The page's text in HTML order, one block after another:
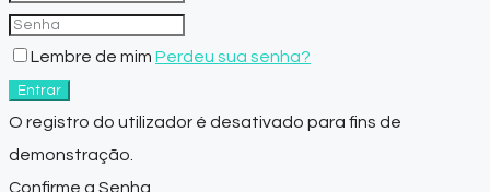
Lembre de mim Perdeu sua senha?
Entrar
O registro do utilizador é desativado para fins de
demonstração.
Confirme a Senha